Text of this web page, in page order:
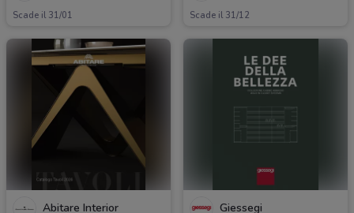
Scade il 31/01 Scade il 31/12
Abitare Interior Giessegi